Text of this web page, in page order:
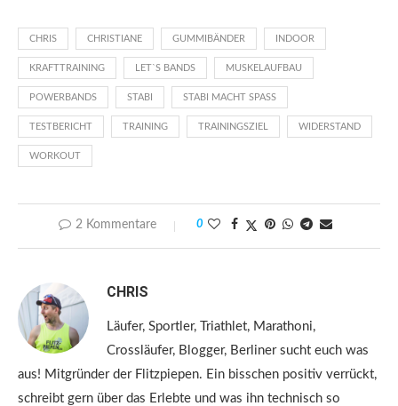
CHRIS CHRISTIANE GUMMIBÄNDER INDOOR
KRAFTTRAINING LET`S BANDS MUSKELAUFBAU
POWERBANDS STABI STABI MACHT SPASS
TESTBERICHT TRAINING TRAININGSZIEL WIDERSTAND
WORKOUT
2 Kommentare 0
CHRIS
Läufer, Sportler, Triathlet, Marathoni,
Crossläufer, Blogger, Berliner sucht euch was
aus! Mitgründer der Flitzpiepen. Ein bisschen positiv verrückt,
schreibt gern über das Erlebte und was ihn technisch so